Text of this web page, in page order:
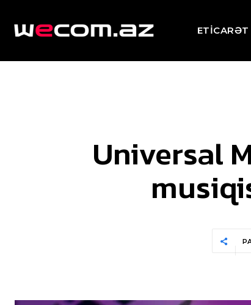
ETİCARƏT
Universal